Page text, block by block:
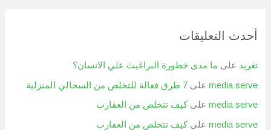
أحدث التعليقات
تغريد على ما مدى خطورة البراغيث علي الانسان؟
media serve على7 طرق فعالة للتخلص من السحالي المنزلية
media serve علىكيف تتخلص من العقارب
media serve علىكيف تتخلص من العقارب